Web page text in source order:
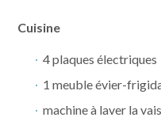
Cuisine
4 plaques électriques
1 meuble évier-
machine à laver la